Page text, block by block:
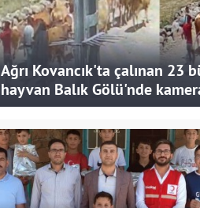
Ağrı Kovancık'ta çalınan 23
hayvan Balık Gölü'nde
takıldı